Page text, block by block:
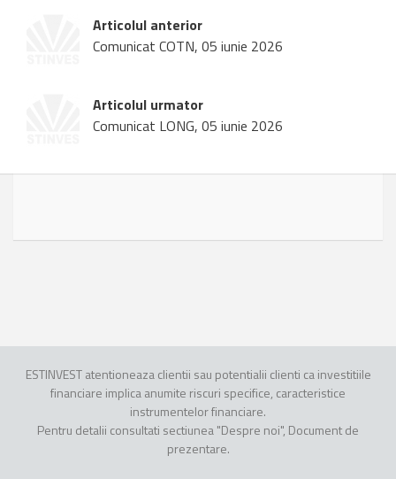
Articolul anterior
Comunicat COTN, 05 iunie 2026
Articolul urmator
Comunicat LONG, 05 iunie 2026
ESTINVEST atentioneaza clientii sau potentialii clienti ca investitiile
financiare implica anumite riscuri specifice, caracteristice
instrumentelor financiare.
Pentru detalii consultati sectiunea "Despre noi", Document de
prezentare.